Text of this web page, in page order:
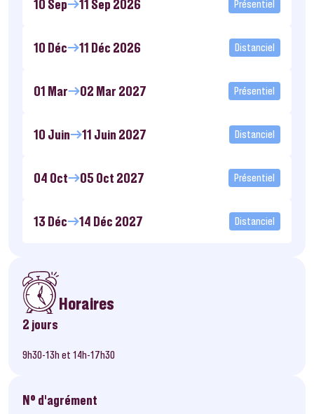
10 Sep 11 Sep 2026 Présentiel
10 Déc 11 Déc 2026 Distanciel
01 Mar 02 Mar 2027 Présentiel
10 Juin 11 Juin 2027 Distanciel
04 Oct 05 Oct 2027 Présentiel
13 Déc 14 Déc 2027 Distanciel
Horaires
2 jours
9h30-13h et 14h-17h30
N° d’agrément